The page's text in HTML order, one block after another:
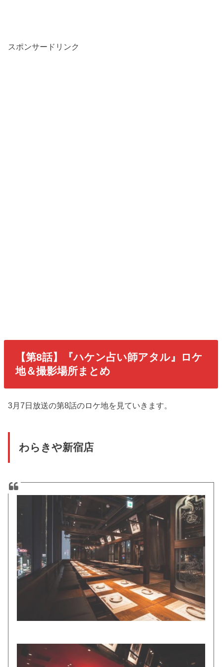
スポンサードリンク
【第8話】『ハケン占い師アタル』ロケ
地＆撮影場所まとめ
3月7日放送の第8話のロケ地を見ていきます。
わらきや新宿店